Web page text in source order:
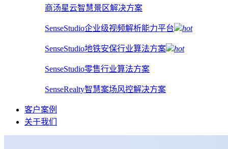
商汤星云智慧景区解决方案
SenseStudio企业级视频解析能力平台 hot
SenseStudio地铁安保行业算法方案 hot
SenseStudio零售行业算法方案
SenseRealty智慧案场风控解决方案
客户案例
关于我们